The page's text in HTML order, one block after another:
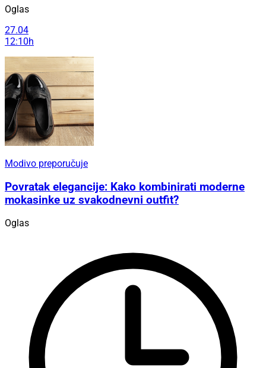
Oglas
27.04
12:10h
Modivo preporučuje
Povratak elegancije: Kako kombinirati moderne
mokasinke uz svakodnevni outfit?
Oglas